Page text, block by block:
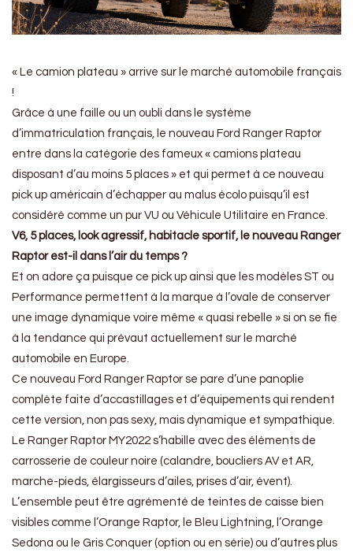
« Le camion plateau » arrive sur le marché automobile français
!
Grâce à une faille ou un oubli dans le système
d’immatriculation français, le nouveau Ford Ranger Raptor
entre dans la catégorie des fameux « camions plateau
disposant d’au moins 5 places » et qui permet à ce nouveau
pick up américain d’échapper au malus écolo puisqu’il est
considéré comme un pur VU ou Véhicule Utilitaire en France.
V6, 5 places, look agressif, habitacle sportif, le nouveau Ranger
Raptor est-il dans l’air du temps ?
Et on adore ça puisque ce pick up ainsi que les modèles ST ou
Performance permettent à la marque à l’ovale de conserver
une image dynamique voire même « quasi rebelle » si on se fie
à la tendance qui prévaut actuellement sur le marché
automobile en Europe.
Ce nouveau Ford Ranger Raptor se pare d’une panoplie
complète faite d’accastillages et d’équipements qui rendent
cette version, non pas sexy, mais dynamique et sympathique.
Le Ranger Raptor MY2022 s’habille avec des éléments de
carrosserie de couleur noire (calandre, boucliers AV et AR,
marche-pieds, élargisseurs d’ailes, prises d’air, évent).
L’ensemble peut être agrémenté de teintes de caisse bien
visibles comme l’Orange Raptor, le Bleu Lightning, l’Orange
Sedona ou le Gris Conquer (option ou en série) ou d’autres plus